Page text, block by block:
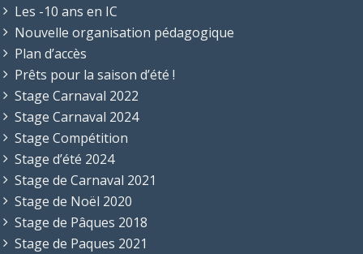
Les -10 ans en IC
Nouvelle organisation pédagogique
Plan d’accès
Prêts pour la saison d’été !
Stage Carnaval 2022
Stage Carnaval 2024
Stage Compétition
Stage d’été 2024
Stage de Carnaval 2021
Stage de Noël 2020
Stage de Pâques 2018
Stage de Paques 2021